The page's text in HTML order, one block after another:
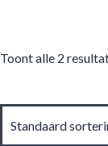
Toont alle 2